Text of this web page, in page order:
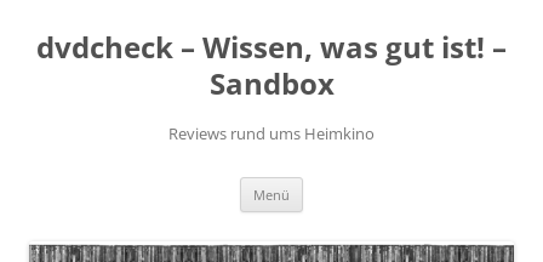
springen
dvdcheck – Wissen, was gut ist! –
Sandbox
Reviews rund ums Heimkino
Menü